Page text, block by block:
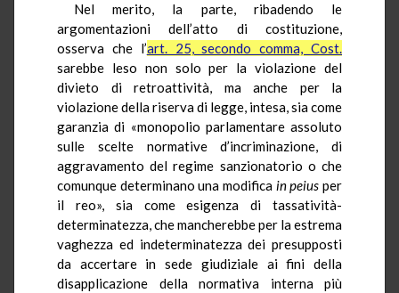
Nel merito, la parte, ribadendo le
argomentazioni dell’atto di costituzione,
osserva che l’art. 25, secondo comma, Cost.
sarebbe leso non solo per la violazione del
divieto di retroattività, ma anche per la
violazione della riserva di legge, intesa, sia come
garanzia di «monopolio parlamentare assoluto
sulle scelte normative d’incriminazione, di
aggravamento del regime sanzionatorio o che
comunque determinano una modifica in peius per
il reo», sia come esigenza di tassatività-
determinatezza, che mancherebbe per la estrema
vaghezza ed indeterminatezza dei presupposti
da accertare in sede giudiziale ai fini della
disapplicazione della normativa interna più